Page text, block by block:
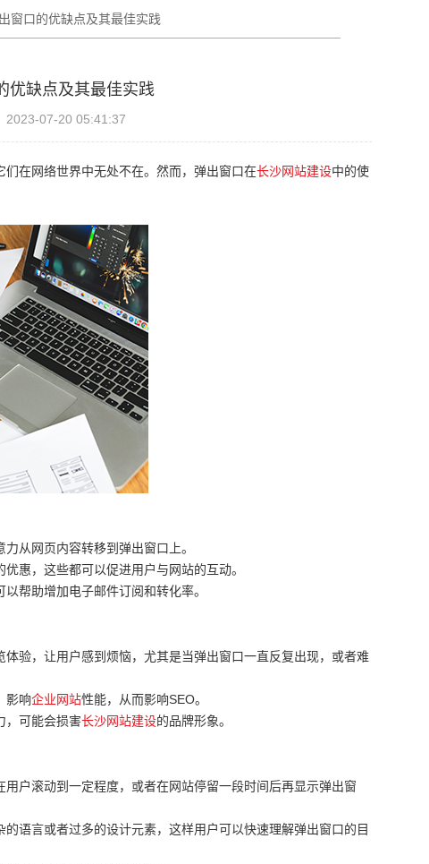
窗口的优缺点及其最佳实践
优缺点及其最佳实践
2023-07-20 05:41:37
在网络世界中无处不在。然而，弹出窗口在长沙网站建设中的使
从网页内容转移到弹出窗口上。
惠，这些都可以促进用户与网站的互动。
帮助增加电子邮件订阅和转化率。
验，让用户感到烦恼，尤其是当弹出窗口一直反复出现，或者难
影响企业网站性能，从而影响SEO。
，可能会损害长沙网站建设的品牌形象。
户滚动到一定程度，或者在网站停留一段时间后再显示弹出窗
语言或者过多的设计元素，这样用户可以快速理解弹出窗口的目